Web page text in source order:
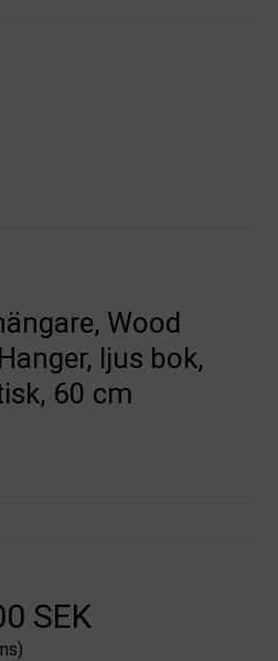
Wood
ljus bok,
60 cm
SEK